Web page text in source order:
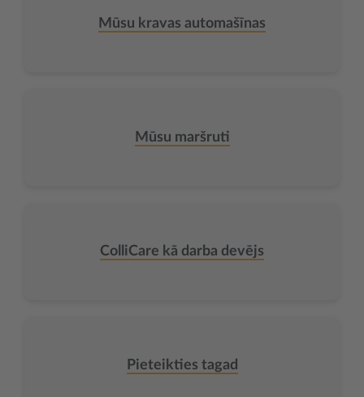
Mūsu kravas automašīnas
Mūsu maršruti
ColliCare kā darba devējs
Pieteikties tagad